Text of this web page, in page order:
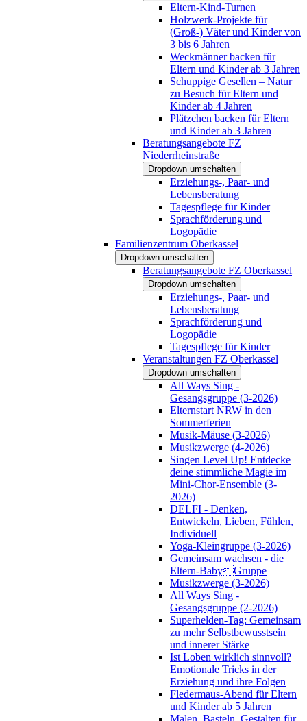
Eltern-Kind-Turnen
Holzwerk-Projekte für
(Groß-) Väter und Kinder von
3 bis 6 Jahren
Weckmänner backen für
Eltern und Kinder ab 3 Jahren
Schuppige Gesellen – Natur
zu Besuch für Eltern und
Kinder ab 4 Jahren
Plätzchen backen für Eltern
und Kinder ab 3 Jahren
Beratungsangebote FZ
Niederrheinstraße
Dropdown umschalten
Erziehungs-, Paar- und
Lebensberatung
Tagespflege für Kinder
Sprachförderung und
Logopädie
Familienzentrum Oberkassel
Dropdown umschalten
Beratungsangebote FZ Oberkassel
Dropdown umschalten
Erziehungs-, Paar- und
Lebensberatung
Sprachförderung und
Logopädie
Tagespflege für Kinder
Veranstaltungen FZ Oberkassel
Dropdown umschalten
All Ways Sing -
Gesangsgruppe (3-2026)
Elternstart NRW in den
Sommerferien
Musik-Mäuse (3-2026)
Musikzwerge (4-2026)
Singen Level Up! Entdecke
deine stimmliche Magie im
Mini-Chor-Ensemble (3-
2026)
DELFI - Denken,
Entwickeln, Lieben, Fühlen,
Individuell
Yoga-Kleingruppe (3-2026)
Gemeinsam wachsen - die
Eltern-BabyGruppe
Musikzwerge (3-2026)
All Ways Sing -
Gesangsgruppe (2-2026)
Superhelden-Tag: Gemeinsam
zu mehr Selbstbewusstsein
und innerer Stärke
Ist Loben wirklich sinnvoll?
Emotionale Tricks in der
Erziehung und ihre Folgen
Fledermaus-Abend für Eltern
und Kinder ab 5 Jahren
Malen, Basteln, Gestalten für